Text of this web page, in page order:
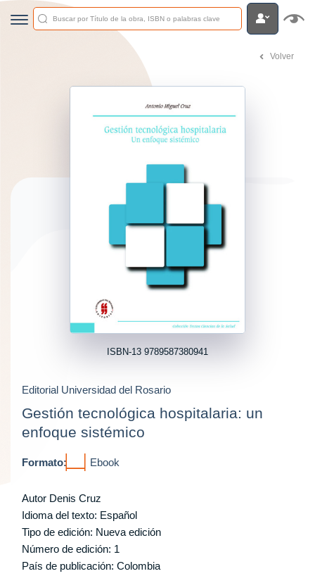
Volver
ISBN-13 9789587380941
Editorial Universidad del Rosario
Gestión tecnológica hospitalaria: un
enfoque sistémico
Formato: Ebook
Autor Denis Cruz
Idioma del texto: Español
Tipo de edición: Nueva edición
Número de edición: 1
País de publicación: Colombia